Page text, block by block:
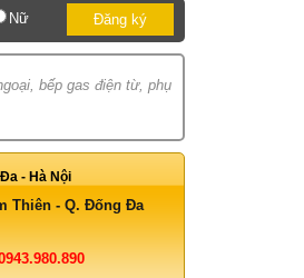
Nữ Đăng ký
bếp gas điện từ, phụ
- Hà Nội
Thiên - Q. Đống Đa